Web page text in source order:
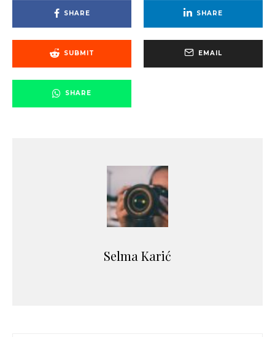
SHARE SHARE
SUBMIT EMAIL
SHARE
Selma Karić